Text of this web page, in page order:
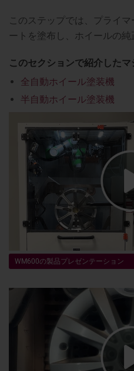
このステップでは、プライ
ートを塗布し、ホイールの
このセクションで紹介したマ
全自動ホイール塗装機
半自動ホイール塗装機
WM600の製品プレゼンテーション